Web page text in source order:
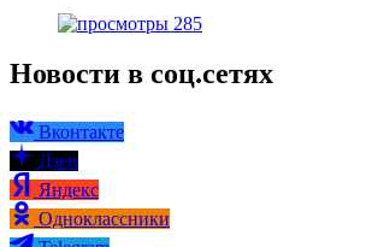
285
Новости в соц.сетях
Вконтакте
Дзен
Яндекс
Одноклассники